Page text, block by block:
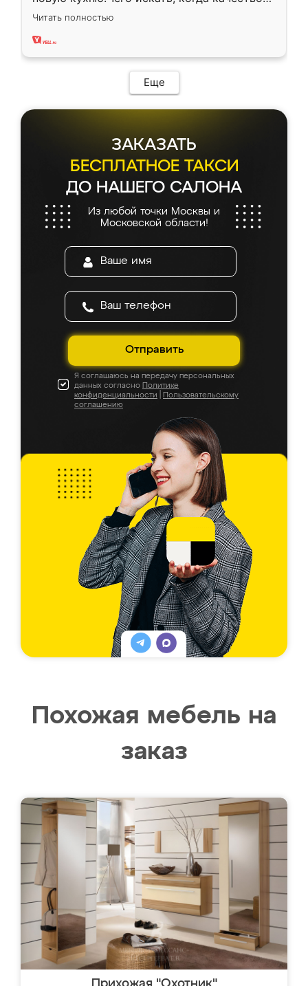
вполне довольна. Служит кухня уже почти
два года, нареканий нет.
Читать полностью
Еще
ЗАКАЗАТЬ
БЕСПЛАТНОЕ ТАКСИ
ДО НАШЕГО САЛОНА
Из любой точки Москвы и
Московской области!
Отправить
Я соглашаюсь на передачу персональных
данных согласно Политике
конфиденциальности
Пользовательскому
соглашению
Похожая мебель на
заказ